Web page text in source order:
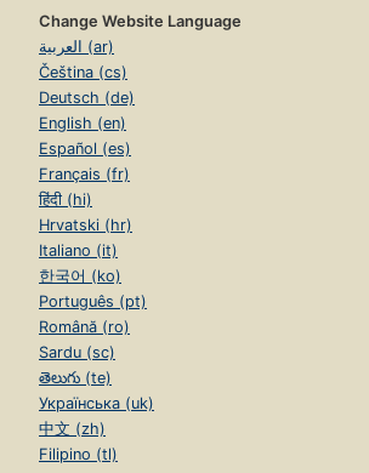
Change Website Language
العربية (ar)
Čeština (cs)
Deutsch (de)
English (en)
Español (es)
Français (fr)
हिंदी (hi)
Hrvatski (hr)
Italiano (it)
한국어 (ko)
Português (pt)
Română (ro)
Sardu (sc)
తెలుగు (te)
Українська (uk)
中文 (zh)
Filipino (tl)